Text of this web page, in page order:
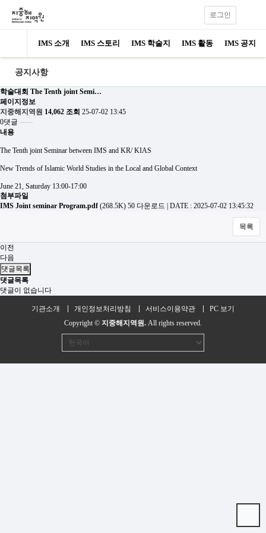
IMS 소개 IMS 스토리 IMS 학술지 IMS 활동 IMS 공지
로그인
공지사항
학술대회 The Tenth joint Semi…
페이지정보
지중해지역원 14,062 조회 25-07-02 13:45
0댓글
내용
The Tenth joint Seminar between IMS and KR/ KIAS
New Trends of Islamic World Studies in the Local and Global Context
June 21, Saturday 13:00-17:00
첨부파일
IMS Joint seminar Program.pdf(268.5K) 50 다운로드 DATE : 2025-07-02 13:45:32
목록
이전
다음
댓글목록
댓글목록
댓글이 없습니다
기관소개 개인정보처리방침 서비스이용약관
PC 보기
Copyright © 지중해지역원. All rights reserved.